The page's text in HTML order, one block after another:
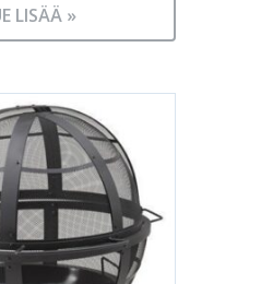
LISÄÄ »